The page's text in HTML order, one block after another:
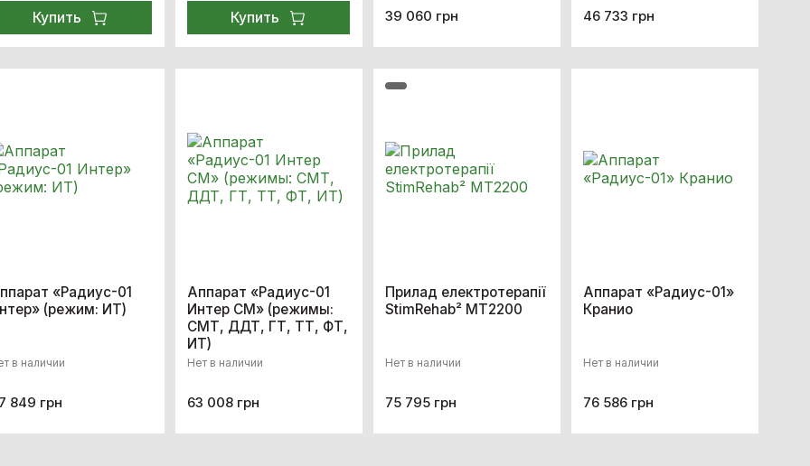
Купить Купить 39 060 грн 46 733 грн
«Радиус-01
(режим: ИТ)
в наличии
849 грн
Аппарат «Радиус-01
Интер СМ» (режимы:
СМТ, ДДТ, ГТ, ТТ, ФТ,
ИТ)
Нет в наличии
63 008 грн
Прилад електротерапії
StimRehab² MT2200
Нет в наличии
75 795 грн
Аппарат «Радиус-01»
Кранио
Нет в наличии
76 586 грн